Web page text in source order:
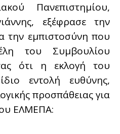
Πανεπιστημίου,
εξέφρασε την
την εμπιστοσύνη που
του Συμβουλίου
ότι η εκλογή του
εντολή ευθύνης,
προσπάθειας για
ΕΛΜΕΠΑ: